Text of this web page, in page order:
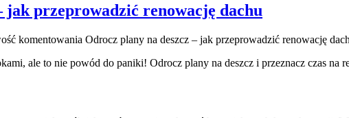
jak przeprowadzić renowację dachu
komentowania Odrocz plany na deszcz – jak przeprowadzić renowację
ale to nie powód do paniki! Odrocz plany na deszcz i przeznacz czas